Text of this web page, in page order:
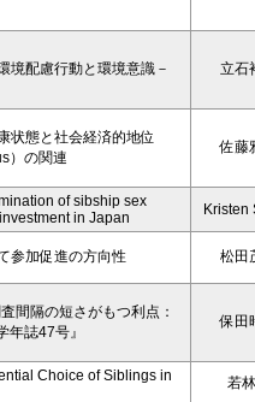
境配慮行動と環境意識－ 立石
状態と社会経済的地位
）の関連
佐藤
of sibship sex
in Japan
Kristen
参加促進の方向性 松田
間隔の短さがもつ利点：
誌47号』
保田
Choice of Siblings in
若